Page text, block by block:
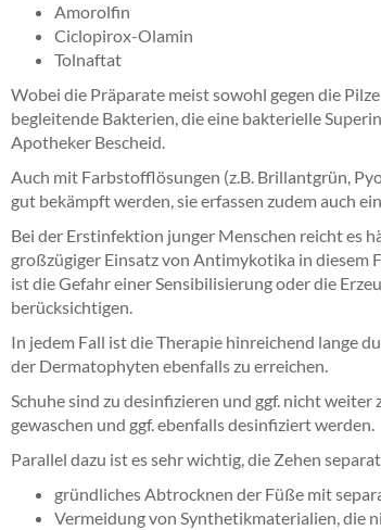
Amorolfin
Ciclopirox-Olamin
Tolnaftat
Wobei die Präparate meist sowohl gegen die
begleitende Bakterien, die eine bakterielle
Apotheker Bescheid.
Auch mit Farbstofflösungen (z.B. Brillantgrün,
gut bekämpft werden, sie erfassen zudem auch
Bei der Erstinfektion junger Menschen reicht es
großzügiger Einsatz von Antimykotika in
ist die Gefahr einer Sensibilisierung oder die
berücksichtigen.
In jedem Fall ist die Therapie hinreichend lange
der Dermatophyten ebenfalls zu erreichen.
Schuhe sind zu desinfizieren und ggf. nicht
gewaschen und ggf. ebenfalls desinfiziert werden.
Parallel dazu ist es sehr wichtig, die Zehen
gründliches Abtrocknen der Füße mit
Vermeidung von Synthetikmaterialien, die